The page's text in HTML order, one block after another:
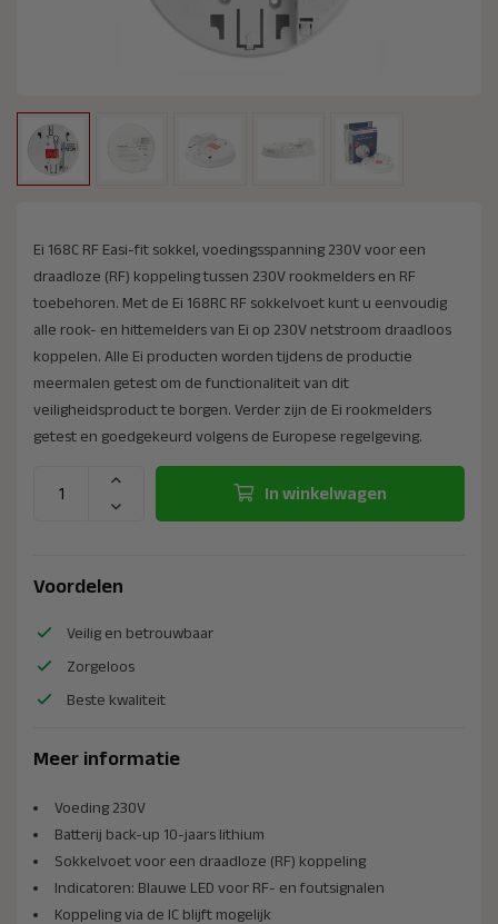
Ei 168C RF Easi-fit sokkel, voedingsspanning 230V voor een
draadloze (RF) koppeling tussen 230V rookmelders en RF
toebehoren. Met de Ei 168RC RF sokkelvoet kunt u eenvoudig
alle rook- en hittemelders van Ei op 230V netstroom draadloos
koppelen. Alle Ei producten worden tijdens de productie
meermalen getest om de functionaliteit van dit
veiligheidsproduct te borgen. Verder zijn de Ei rookmelders
getest en goedgekeurd volgens de Europese regelgeving.
In winkelwagen
Voordelen
Veilig en betrouwbaar
Zorgeloos
Beste kwaliteit
Meer informatie
Voeding 230V
Batterij back-up 10-jaars lithium
Sokkelvoet voor een draadloze (RF) koppeling
Indicatoren: Blauwe LED voor RF- en foutsignalen
Koppeling via de IC blijft mogelijk